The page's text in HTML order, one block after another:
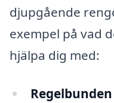
djupgående
exempel på vad
hjälpa dig med: